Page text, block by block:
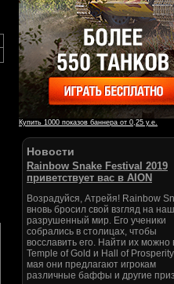
Купить 1000 показов баннера от 0,25 у.е.
Новости
Rainbow Snake Festival 2019
приветствует вас в AION
Возрадуйся, Атрейя! Rainbow
вновь бросил свой взгляд на наш
разрушенный мир. Его ученики
собрались в столицах, чтобы
восславить его. Найти их можно
Temple of Gold и Hall of
мая они предлагают игрокам
различные баффы и другие